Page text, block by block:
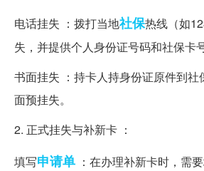
电话挂失 ：拨打当地社保热线（如
失，并提供个人身份证号码和社保卡
书面挂失 ：持卡人持身份证原件到社
面预挂失。
2. 正式挂失与补新卡 ：
填写申请单 ：在办理补新卡时，需